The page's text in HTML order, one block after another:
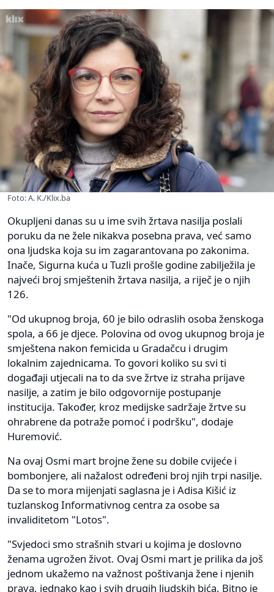
Foto: A. K./Klix.ba
Okupljeni danas su u ime svih žrtava nasilja poslali
poruku da ne žele nikakva posebna prava, već samo
ona ljudska koja su im zagarantovana po zakonima.
Inače, Sigurna kuća u Tuzli prošle godine zabilježila je
najveći broj smještenih žrtava nasilja, a riječ je o njih
126.
"Od ukupnog broja, 60 je bilo odraslih osoba ženskoga
spola, a 66 je djece. Polovina od ovog ukupnog broja je
smještena nakon femicida u Gradačcu i drugim
lokalnim zajednicama. To govori koliko su svi ti
događaji utjecali na to da sve žrtve iz straha prijave
nasilje, a zatim je bilo odgovornije postupanje
institucija. Također, kroz medijske sadržaje žrtve su
ohrabrene da potraže pomoć i podršku", dodaje
Huremović.
Na ovaj Osmi mart brojne žene su dobile cvijeće i
bombonjere, ali nažalost određeni broj njih trpi nasilje.
Da se to mora mijenjati saglasna je i Adisa Kišić iz
tuzlanskog Informativnog centra za osobe sa
invaliditetom "Lotos".
"Svjedoci smo strašnih stvari u kojima je doslovno
ženama ugrožen život. Ovaj Osmi mart je prilika da još
jednom ukažemo na važnost poštivanja žene i njenih
prava, jednako kao i svih drugih ljudskih bića. Bitno je